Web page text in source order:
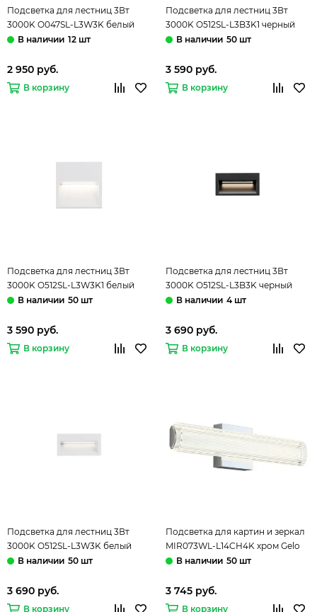
Подсветка для лестниц 3Вт
3000K O047SL-L3W3K белый
Mane Outdoor Мaytoni
12 шт
2 950 руб.
В корзину
Подсветка для лестниц 3Вт
3000K O512SL-L3B3K1 черный
Futo Мaytoni 50 шт
3 590 руб.
В корзину
Подсветка для лестниц 3Вт
3000K O512SL-L3W3K1 белый
Futo Мaytoni 50 шт
3 590 руб.
В корзину
Подсветка для лестниц 3Вт
3000K O512SL-L3B3K черный
Futo Мaytoni 4 шт
3 690 руб.
В корзину
Подсветка для лестниц 3Вт
3000K O512SL-L3W3K белый
Futo Мaytoni 50 шт
3 690 руб.
В корзину
Подсветка для картин и зеркал
MIR073WL-L14CH4K хром Gelo
Maytoni
50 шт
3 745 руб.
В корзину